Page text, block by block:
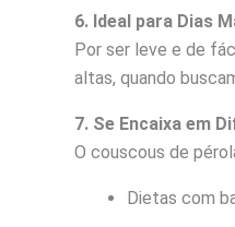
6. Ideal para Dias
Por ser leve e de
altas, quando
7. Se Encaixa em
O couscous de
Dietas com